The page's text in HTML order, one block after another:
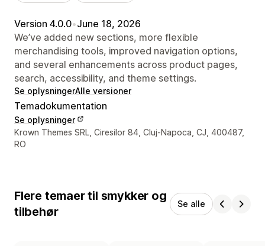
Version 4.0.0•June 18, 2026
We’ve added new sections, more flexible
merchandising tools, improved navigation options,
and several enhancements across product pages,
search, accessibility, and theme settings.
Se oplysningerAlle versioner
Temadokumentation
Se oplysninger
Se kontaktoplysninger
Krown Themes SRL, Ciresilor 84, Cluj-Napoca, CJ, 400487,
RO
Flere temaer til smykker og
tilbehør
Se alle